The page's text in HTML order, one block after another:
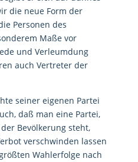
die neue Form der
Personen des
Maße vor
und Verleumdung
auch Vertreter der
seiner eigenen Partei
daß man eine Partei,
Bevölkerung steht,
verschwinden lassen
Wahlerfolge nach